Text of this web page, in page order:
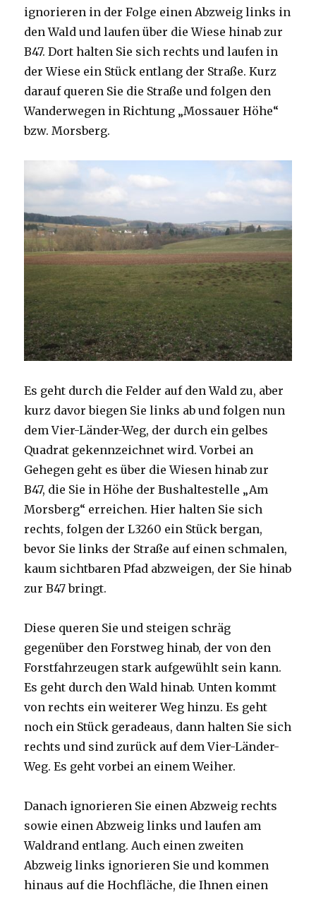
ignorieren in der Folge einen Abzweig links in
den Wald und laufen über die Wiese hinab zur
B47. Dort halten Sie sich rechts und laufen in
der Wiese ein Stück entlang der Straße. Kurz
darauf queren Sie die Straße und folgen den
Wanderwegen in Richtung „Mossauer Höhe“
bzw. Morsberg.
Es geht durch die Felder auf den Wald zu, aber
kurz davor biegen Sie links ab und folgen nun
dem Vier-Länder-Weg, der durch ein gelbes
Quadrat gekennzeichnet wird. Vorbei an
Gehegen geht es über die Wiesen hinab zur
B47, die Sie in Höhe der Bushaltestelle „Am
Morsberg“ erreichen. Hier halten Sie sich
rechts, folgen der L3260 ein Stück bergan,
bevor Sie links der Straße auf einen schmalen,
kaum sichtbaren Pfad abzweigen, der Sie hinab
zur B47 bringt.
Diese queren Sie und steigen schräg
gegenüber den Forstweg hinab, der von den
Forstfahrzeugen stark aufgewühlt sein kann.
Es geht durch den Wald hinab. Unten kommt
von rechts ein weiterer Weg hinzu. Es geht
noch ein Stück geradeaus, dann halten Sie sich
rechts und sind zurück auf dem Vier-Länder-
Weg. Es geht vorbei an einem Weiher.
Danach ignorieren Sie einen Abzweig rechts
sowie einen Abzweig links und laufen am
Waldrand entlang. Auch einen zweiten
Abzweig links ignorieren Sie und kommen
hinaus auf die Hochfläche, die Ihnen einen